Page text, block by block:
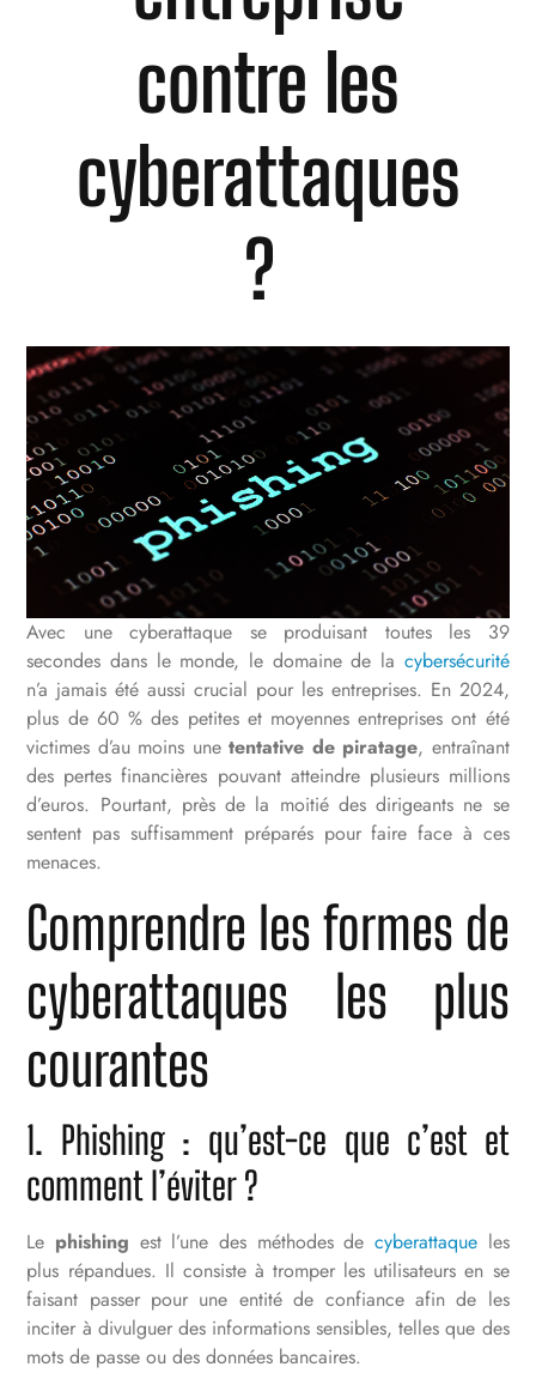
contre les
cyberattaques
?
Avec une cyberattaque se produisant toutes les 39
secondes dans le monde, le domaine de la cybersécurité
n’a jamais été aussi crucial pour les entreprises. En 2024,
plus de 60 % des petites et moyennes entreprises ont été
victimes d’au moins unetentative de piratage, entraînant
des pertes financières pouvant atteindre plusieurs millions
d’euros. Pourtant, près de la moitié des dirigeants ne se
sentent pas suffisamment préparés pour faire face à ces
menaces.
Comprendre les formes de
cyberattaques les plus
courantes
1. Phishing : qu’est-ce que c’est et
comment l’éviter ?
Le phishing est l’une des méthodes de cyberattaqueles
plus répandues. Il consiste à tromper les utilisateurs en se
faisant passer pour une entité de confiance afin de les
inciter à divulguer des informations sensibles, telles que des
mots de passe ou des données bancaires.